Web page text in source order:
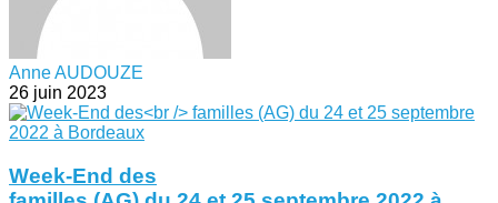
Anne AUDOUZE
26 juin 2023
Week-End des